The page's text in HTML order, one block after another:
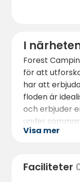
I
Forest
för att
har att
floden är
och erbjuder
under
omgivning.
Visa mer
Faciliteter